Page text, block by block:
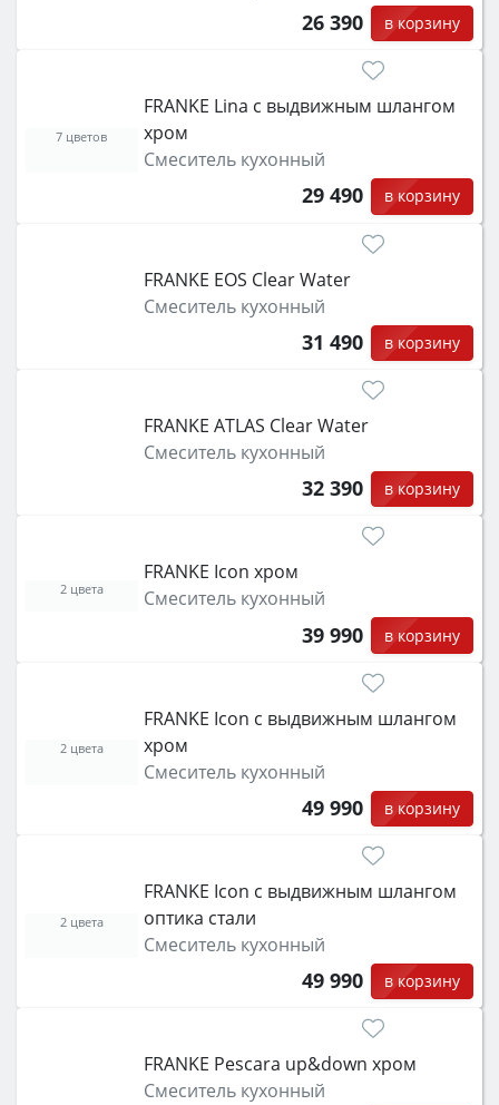
26 390 в корзину
FRANKE Lina с выдвижным шлангом
хром
Смеситель кухонный
29 490 в корзину
7 цветов
FRANKE EOS Clear Water
Смеситель кухонный
31 490 в корзину
FRANKE ATLAS Clear Water
Смеситель кухонный
32 390 в корзину
FRANKE Icon хром
Смеситель кухонный
39 990 в корзину
2 цвета
FRANKE Icon с выдвижным шлангом
хром
Смеситель кухонный
49 990 в корзину
2 цвета
FRANKE Icon с выдвижным шлангом
оптика стали
Смеситель кухонный
49 990 в корзину
2 цвета
FRANKE Pescara up&down хром
Смеситель кухонный